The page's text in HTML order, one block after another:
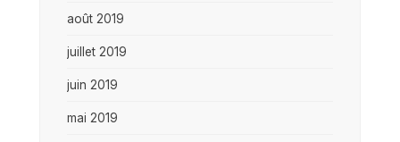
août 2019
juillet 2019
juin 2019
mai 2019